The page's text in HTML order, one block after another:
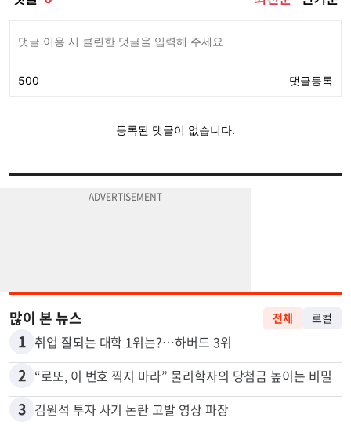
많이 본 뉴스 전체 로컬
1 취업 잘되는 대학 1위는?…하버드 3위
2 “로또, 이 번호 찍지 마라” 물리학자의 당첨금 높이는 비밀
3 김원석 투자 사기 논란 고발 영상 파장